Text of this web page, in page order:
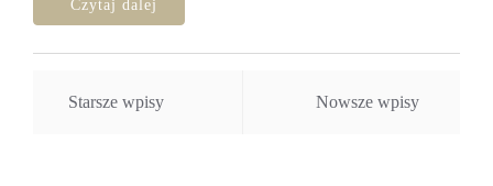
Starsze wpisy Nowsze wpisy